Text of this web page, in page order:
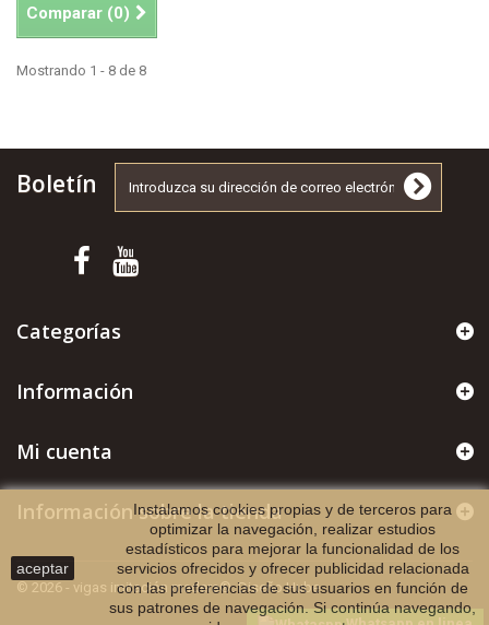
Comparar (0)
Mostrando 1 - 8 de 8
Boletín
Categorías
Información
© 2026 - vigas imitación madera®. Diseño Hube
Mi cuenta
Información sobre la tienda
aceptar
Instalamos cookies propias y de terceros para
optimizar la navegación, realizar estudios
estadísticos para mejorar la funcionalidad de los
servicios ofrecidos y ofrecer publicidad relacionada
con las preferencias de sus usuarios en función de
sus patrones de navegación. Si continúa navegando,